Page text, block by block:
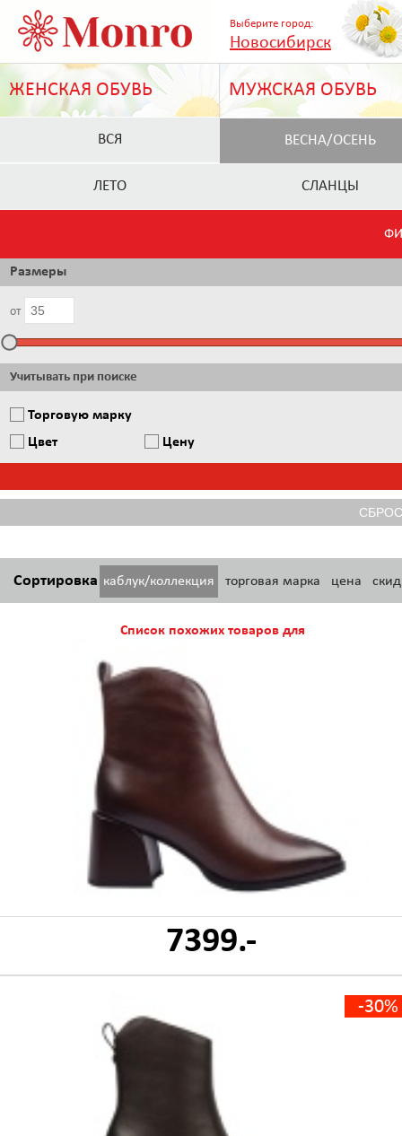
Выберите город:
Новосибирск
ЖЕНСКАЯ ОБУВЬ МУЖСКАЯ ОБУВЬ
ВСЯ ВЕСНА/ОСЕНЬ
ЛЕТО СЛАНЦЫ
Размеры
от
Учитывать при поиске
Торговую марку
Цвет
Цену
Сортировка каблук/коллекция торговая марка цена
Список похожих товаров для
7399.-
-30%